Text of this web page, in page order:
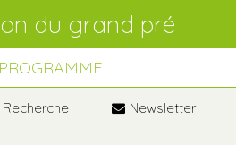
Recherche Newsletter